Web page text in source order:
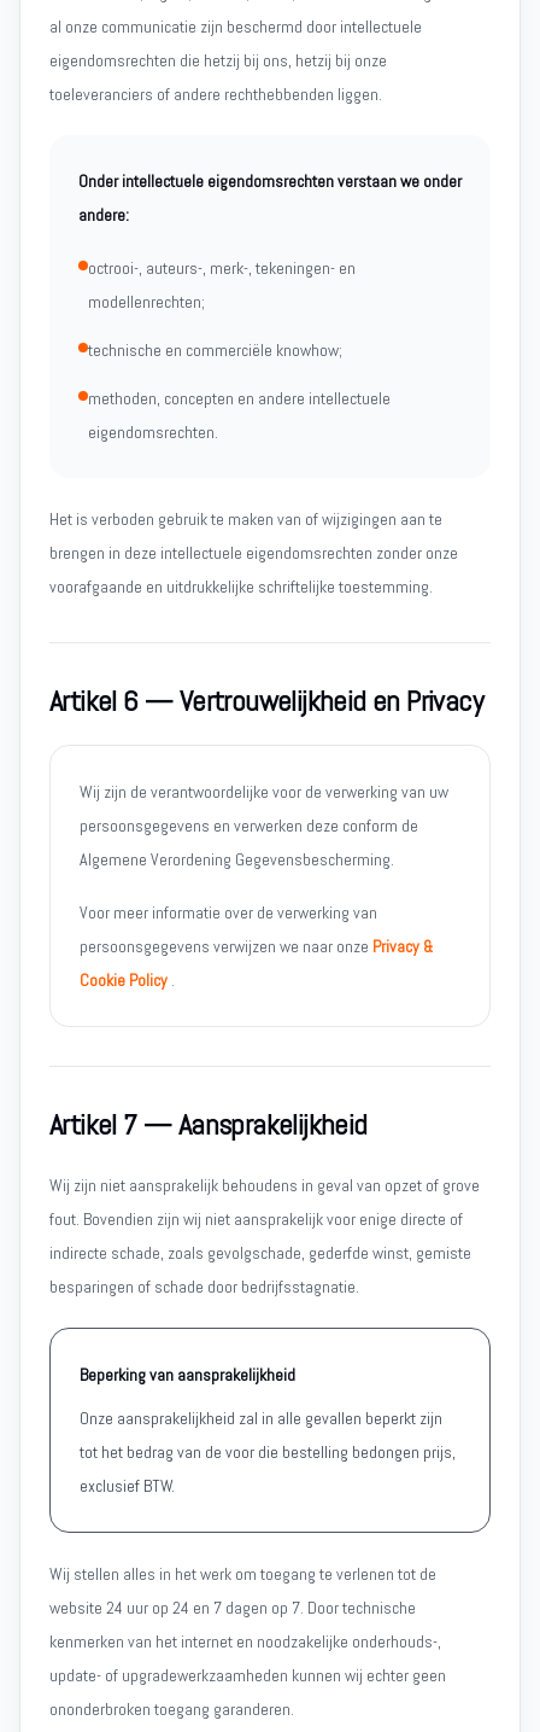
al onze communicatie zijn beschermd door intellectuele
eigendomsrechten die hetzij bij ons, hetzij bij onze
toeleveranciers of andere rechthebbenden liggen.
Onder intellectuele eigendomsrechten verstaan we onder
andere:
octrooi-, auteurs-, merk-, tekeningen- en
modellenrechten;
technische en commerciële knowhow;
methoden, concepten en andere intellectuele
eigendomsrechten.
Het is verboden gebruik te maken van of wijzigingen aan te
brengen in deze intellectuele eigendomsrechten zonder onze
voorafgaande en uitdrukkelijke schriftelijke toestemming.
Artikel 6 — Vertrouwelijkheid en Privacy
Wij zijn de verantwoordelijke voor de verwerking van uw
persoonsgegevens en verwerken deze conform de
Algemene Verordening Gegevensbescherming.
Voor meer informatie over de verwerking van
persoonsgegevens verwijzen we naar onze Privacy &
Cookie Policy .
Artikel 7 — Aansprakelijkheid
Wij zijn niet aansprakelijk behoudens in geval van opzet of grove
fout. Bovendien zijn wij niet aansprakelijk voor enige directe of
indirecte schade, zoals gevolgschade, gederfde winst, gemiste
besparingen of schade door bedrijfsstagnatie.
Beperking van aansprakelijkheid
Onze aansprakelijkheid zal in alle gevallen beperkt zijn
tot het bedrag van de voor die bestelling bedongen prijs,
exclusief BTW.
Wij stellen alles in het werk om toegang te verlenen tot de
website 24 uur op 24 en 7 dagen op 7. Door technische
kenmerken van het internet en noodzakelijke onderhouds-,
update- of upgradewerkzaamheden kunnen wij echter geen
ononderbroken toegang garanderen.